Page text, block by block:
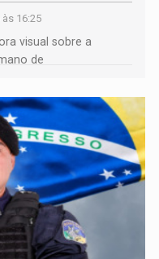
16:25
visual sobre a
de